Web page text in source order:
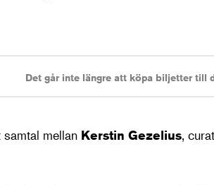
Det går inte längre att köpa biljetter till
mellan Kerstin Gezelius,